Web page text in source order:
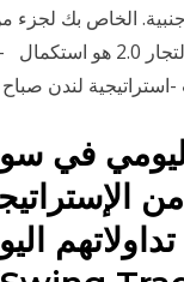
الأجنبية. الخاص
يبوك له دليل فوركس
في